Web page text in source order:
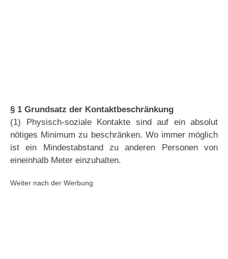
§ 1 Grundsatz der Kontaktbeschränkung
(1) Physisch-soziale Kontakte sind auf ein absolut
nötiges Minimum zu beschränken. Wo immer möglich
ist ein Mindestabstand zu anderen Personen von
eineinhalb Meter einzuhalten.
Weiter nach der Werbung